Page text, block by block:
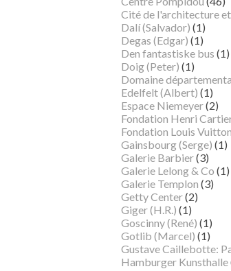
Cité de l'architecture
Dalí (Salvador) (1)
Degas (Edgar) (1)
Den fantastiske bus (1)
Doig (Peter) (1)
Domaine
Edelfelt (Albert) (1)
Espace Niemeyer(2)
Fondation Henri
Fondation Louis
Gainsbourg (Serge) (1)
Galerie Barbier(3)
Galerie Lelong & Co (1)
Galerie Templon (3)
Getty Center(2)
Giger (H.R.) (1)
Goscinny (René) (1)
Gotlib (Marcel) (1)
Gustave Caillebotte:
Hamburger Kunsthalle